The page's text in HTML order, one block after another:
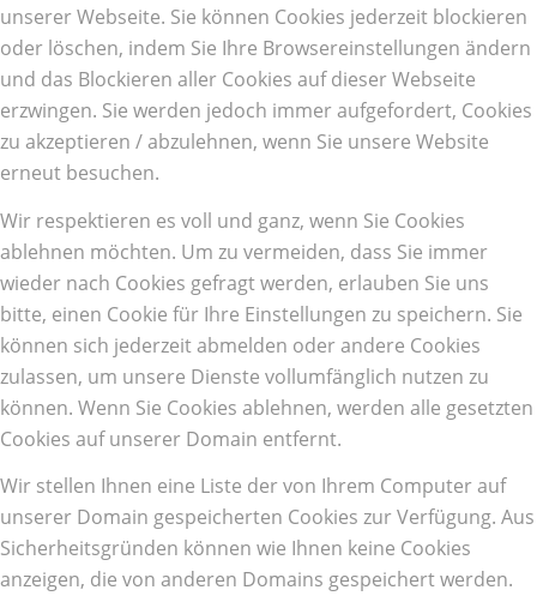
unserer Webseite. Sie können Cookies jederzeit blockieren
oder löschen, indem Sie Ihre Browsereinstellungen ändern
und das Blockieren aller Cookies auf dieser Webseite
erzwingen. Sie werden jedoch immer aufgefordert, Cookies
zu akzeptieren / abzulehnen, wenn Sie unsere Website
erneut besuchen.
Wir respektieren es voll und ganz, wenn Sie Cookies
ablehnen möchten. Um zu vermeiden, dass Sie immer
wieder nach Cookies gefragt werden, erlauben Sie uns
bitte, einen Cookie für Ihre Einstellungen zu speichern. Sie
können sich jederzeit abmelden oder andere Cookies
zulassen, um unsere Dienste vollumfänglich nutzen zu
können. Wenn Sie Cookies ablehnen, werden alle gesetzten
Cookies auf unserer Domain entfernt.
Wir stellen Ihnen eine Liste der von Ihrem Computer auf
unserer Domain gespeicherten Cookies zur Verfügung. Aus
Sicherheitsgründen können wie Ihnen keine Cookies
anzeigen, die von anderen Domains gespeichert werden.